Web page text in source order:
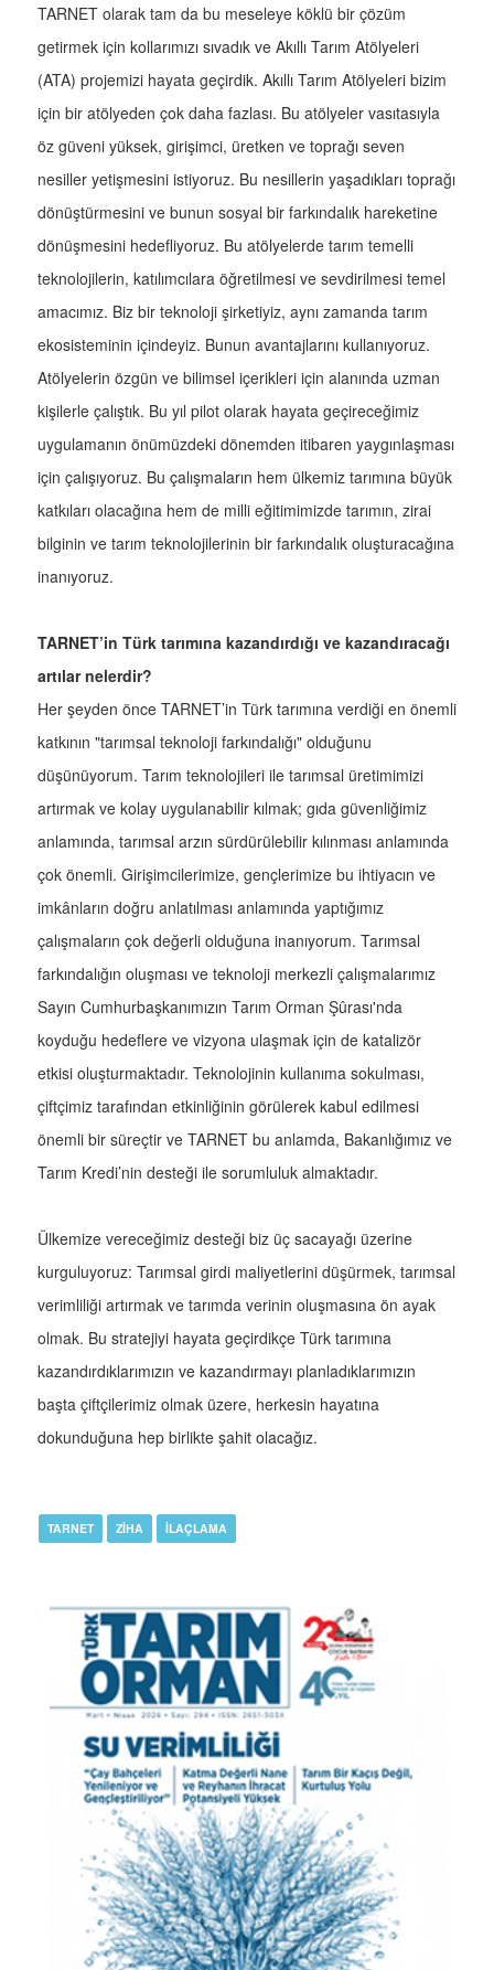
TARNET olarak tam da bu meseleye köklü bir çözüm
getirmek için kollarımızı sıvadık ve Akıllı Tarım Atölyeleri
(ATA) projemizi hayata geçirdik. Akıllı Tarım Atölyeleri bizim
için bir atölyeden çok daha fazlası. Bu atölyeler vasıtasıyla
öz güveni yüksek, girişimci, üretken ve toprağı seven
nesiller yetişmesini istiyoruz. Bu nesillerin yaşadıkları toprağı
dönüştürmesini ve bunun sosyal bir farkındalık hareketine
dönüşmesini hedefliyoruz. Bu atölyelerde tarım temelli
teknolojilerin, katılımcılara öğretilmesi ve sevdirilmesi temel
amacımız. Biz bir teknoloji şirketiyiz, aynı zamanda tarım
ekosisteminin içindeyiz. Bunun avantajlarını kullanıyoruz.
Atölyelerin özgün ve bilimsel içerikleri için alanında uzman
kişilerle çalıştık. Bu yıl pilot olarak hayata geçireceğimiz
uygulamanın önümüzdeki dönemden itibaren yaygınlaşması
için çalışıyoruz. Bu çalışmaların hem ülkemiz tarımına büyük
katkıları olacağına hem de milli eğitimimizde tarımın, zirai
bilginin ve tarım teknolojilerinin bir farkındalık oluşturacağına
inanıyoruz.
TARNET’in Türk tarımına kazandırdığı ve kazandıracağı
artılar nelerdir?
Her şeyden önce TARNET’in Türk tarımına verdiği en önemli
katkının "tarımsal teknoloji farkındalığı" olduğunu
düşünüyorum. Tarım teknolojileri ile tarımsal üretimimizi
artırmak ve kolay uygulanabilir kılmak; gıda güvenliğimiz
anlamında, tarımsal arzın sürdürülebilir kılınması anlamında
çok önemli. Girişimcilerimize, gençlerimize bu ihtiyacın ve
imkânların doğru anlatılması anlamında yaptığımız
çalışmaların çok değerli olduğuna inanıyorum. Tarımsal
farkındalığın oluşması ve teknoloji merkezli çalışmalarımız
Sayın Cumhurbaşkanımızın Tarım Orman Şûrası'nda
koyduğu hedeflere ve vizyona ulaşmak için de katalizör
etkisi oluşturmaktadır. Teknolojinin kullanıma sokulması,
çiftçimiz tarafından etkinliğinin görülerek kabul edilmesi
önemli bir süreçtir ve TARNET bu anlamda, Bakanlığımız ve
Tarım Kredi’nin desteği ile sorumluluk almaktadır.
Ülkemize vereceğimiz desteği biz üç sacayağı üzerine
kurguluyoruz: Tarımsal girdi maliyetlerini düşürmek, tarımsal
verimliliği artırmak ve tarımda verinin oluşmasına ön ayak
olmak. Bu stratejiyi hayata geçirdikçe Türk tarımına
kazandırdıklarımızın ve kazandırmayı planladıklarımızın
başta çiftçilerimiz olmak üzere, herkesin hayatına
dokunduğuna hep birlikte şahit olacağız.
TARNET ZİHA İLAÇLAMA